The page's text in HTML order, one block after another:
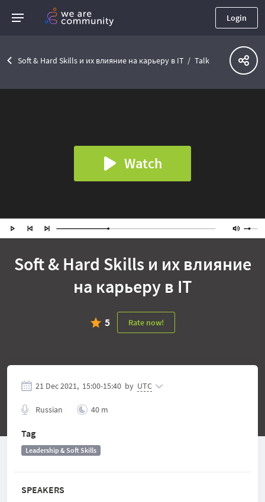
Login
Soft & Hard Skills и их влияние на карьеру в IT Talk
Watch
Soft & Hard Skills и их влияние
на карьеру в IT
5 Rate now!
SPEAKERS
21 Dec 2021, 15:00-15:40 by UTC
Russian 40 m
Tag
Leadership & Soft Skills